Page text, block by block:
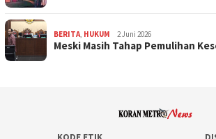
BERITA, HUKUM 2 Juni 2026
Meski Masih Tahap Pemulihan